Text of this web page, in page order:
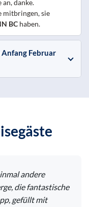
danke.
mitbringen, sie
BC haben.
Februar
andere
die fantastische
gefüllt mit